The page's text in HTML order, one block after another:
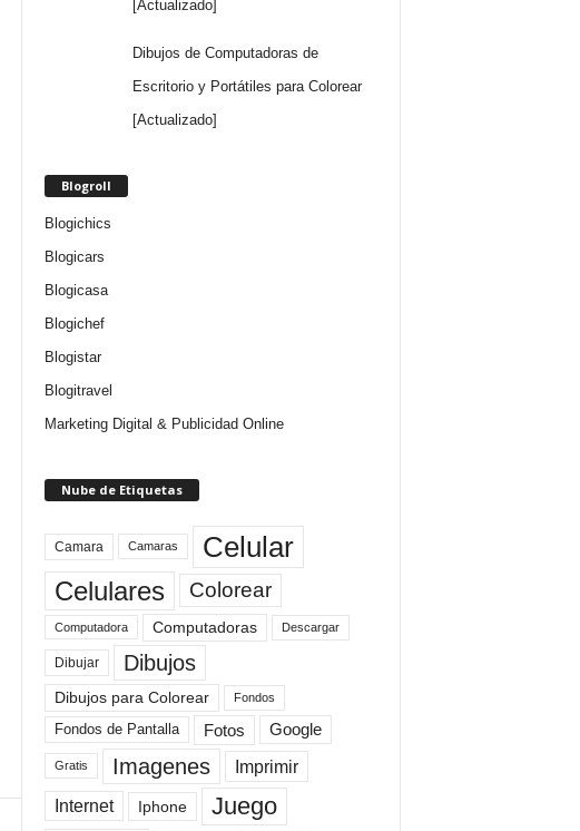
[Actualizado]
Dibujos de Computadoras de
Escritorio y Portátiles para Colorear
[Actualizado]
Blogroll
Blogichics
Blogicars
Blogicasa
Blogichef
Blogistar
Blogitravel
Marketing Digital & Publicidad Online
Nube de Etiquetas
Camara Camaras Celular
Celulares Colorear
Computadora Computadoras Descargar
Dibujar Dibujos
Dibujos para Colorear Fondos
Fondos de Pantalla Fotos Google
Gratis Imagenes Imprimir
Internet Iphone Juego